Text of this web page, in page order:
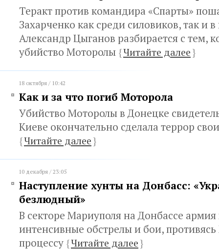
Теракт против командира «Спарты»
Захарченко как среди силовиков, так и в
Александр Цыганов разбирается с тем,
убийство Моторолы {Читайте далее}
18 октября / 10:42
Как и за что погиб Моторола
Убийство Моторолы в Донецке
Киеве окончательно сделала террор
{Читайте далее}
10 декабря / 23:05
Наступление хунты на Донбасс:
безлюдный»
В секторе Мариуполя на Донбассе армия
интенсивные обстрелы и бои,
процессу {Читайте далее}